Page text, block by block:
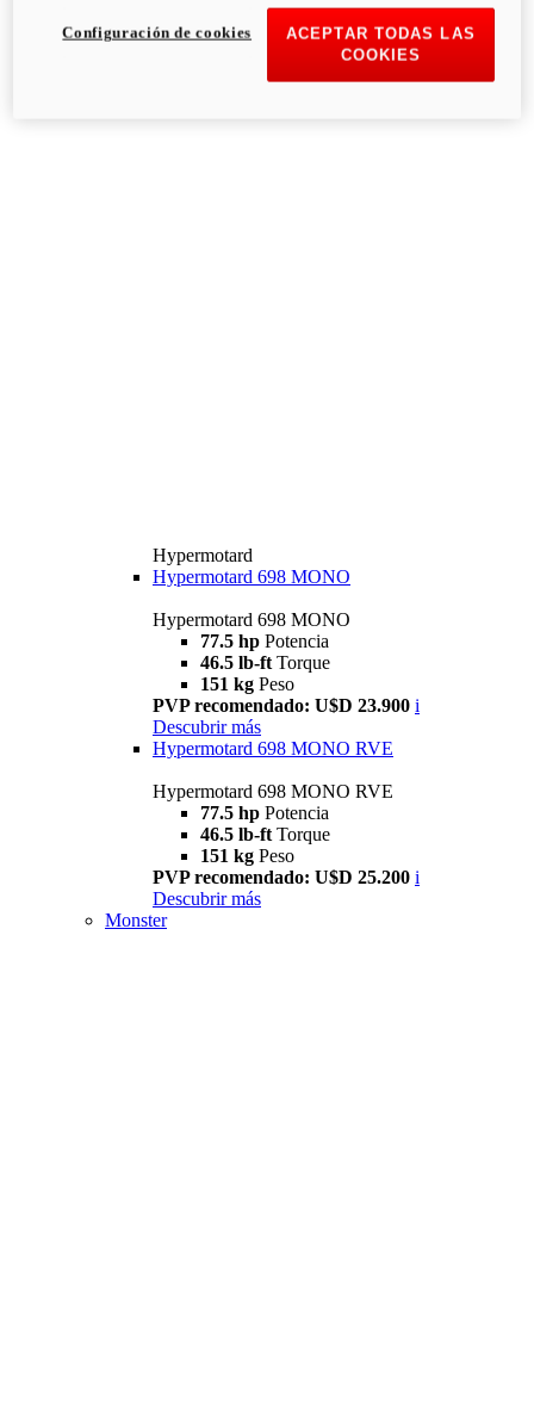
Hypermotard
Hypermotard 698 MONO
Hypermotard 698 MONO
77.5 hp Potencia
46.5 lb-ft Torque
151 kg Peso
PVP recomendado: U$D 23.900 i
Descubrir más
Hypermotard 698 MONO RVE
Hypermotard 698 MONO RVE
77.5 hp Potencia
46.5 lb-ft Torque
151 kg Peso
PVP recomendado: U$D 25.200 i
Descubrir más
Monster
ACEPTAR TODAS LAS
COOKIES
Configuración de cookies